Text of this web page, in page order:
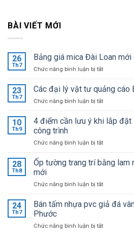
BÀI VIẾT MỚI
26
Th7
Bảng giá mica Đài Loan
Chức năng bình luận bị tắtở
giá
mica
Đài
mới
giá
tại
23
Th7
Các đại lý vật tư quảng cáo
Chức năng bình luận bị tắtở
đại
tư
cáo
giá
nhất
10
Th9
4 điểm cần lưu ý khi lắp đặt
công trình
Chức năng bình luận bị tắtở
điểm
cần
ý
lắp
chống
28
Th8
Ốp tường trang trí bằng lam
mới
Chức năng bình luận bị tắtở
tường
trang
bằng
24
Th7
Bán tấm nhựa pvc giả đá
Phước
Chức năng bình luận bị tắtở